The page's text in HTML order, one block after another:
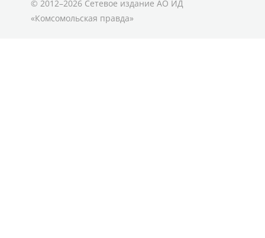
© 2012–2026 Сетевое издание АО ИД
«Комсомольская правда»